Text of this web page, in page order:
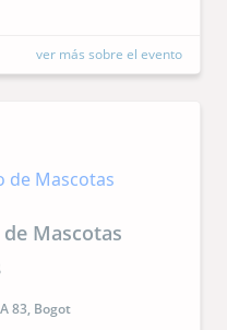
ver más sobre el evento
Mascotas
83, Bogot